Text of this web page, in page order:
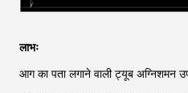
लाभः
आग का पता लगाने वाली ट्यूब अग्निशमन